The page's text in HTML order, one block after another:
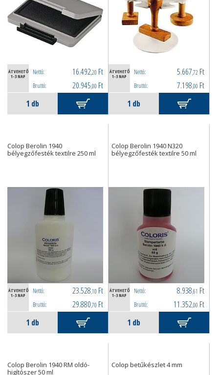
ÁTVEHETŐ
1-3 NAP
Nettó: 16.492,20 Ft
Bruttó: 20.945,00 Ft
ÁTVEHETŐ
1-3 NAP
Nettó: 5.667,72 Ft
Bruttó: 7.198,00 Ft
Colop Berolin 1940
bélyegzőfesték textilre 250 ml
ÁTVEHETŐ
1-3 NAP
Nettó: 23.528,10 Ft
Bruttó: 29.880,70 Ft
Colop Berolin 1940 N320
bélyegzőfesték textilre 50 ml
ÁTVEHETŐ
1-3 NAP
Nettó: 8.938,61 Ft
Bruttó: 11.352,00 Ft
Colop Berolin 1940 RM oldó-
higítószer 50 ml
Colop betűkészlet 4 mm